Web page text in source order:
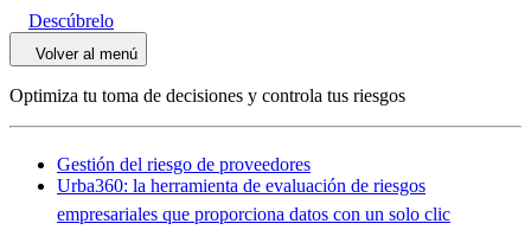
Descúbrelo
Volver al menú
Optimiza tu toma de decisiones y controla tus riesgos
Gestión del riesgo de proveedores
Urba360: la herramienta de evaluación de riesgos
empresariales que proporciona datos con un solo clic